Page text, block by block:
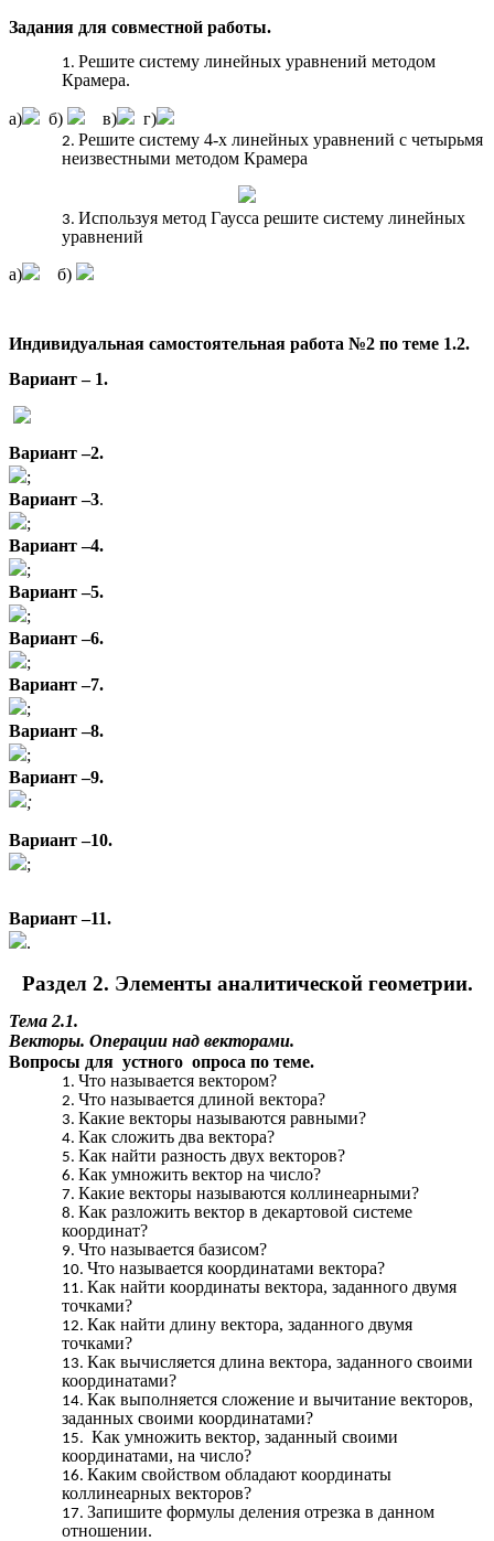
Задания для совместной работы.
Решите систему линейных уравнений методом
Крамера.
а) б) в)
г)
Решите систему 4-х линейных уравнений с четырьмя
неизвестными методом Крамера
Используя метод Гаусса решите систему линейных
уравнений
а) б)
Индивидуальная самостоятельная работа №2 по теме 1.2.
Вариант – 1.
Вариант –2.
;
Вариант –3.
;
Вариант –4.
;
Вариант –5.
;
Вариант –6.
;
Вариант –7.
;
Вариант –8.
;
Вариант –9.
;
Вариант –10.
;
Вариант –11.
.
Раздел 2. Элементы аналитической геометрии.
Тема 2.1.
Векторы. Операции над векторами.
Вопросы для устного опроса по теме.
Что называется вектором?
Что называется длиной вектора?
Какие векторы называются равными?
Как сложить два вектора?
Как найти разность двух векторов?
Как умножить вектор на число?
Какие векторы называются коллинеарными?
Как разложить вектор в декартовой системе
координат?
Что называется базисом?
Что называется координатами вектора?
Как найти координаты вектора, заданного двумя
точками?
Как найти длину вектора, заданного двумя
точками?
Как вычисляется длина вектора, заданного своими
координатами?
Как выполняется сложение и вычитание векторов,
заданных своими координатами?
Как умножить вектор, заданный своими
координатами, на число?
Каким свойством обладают координаты
коллинеарных векторов?
Запишите формулы деления отрезка в данном
отношении.